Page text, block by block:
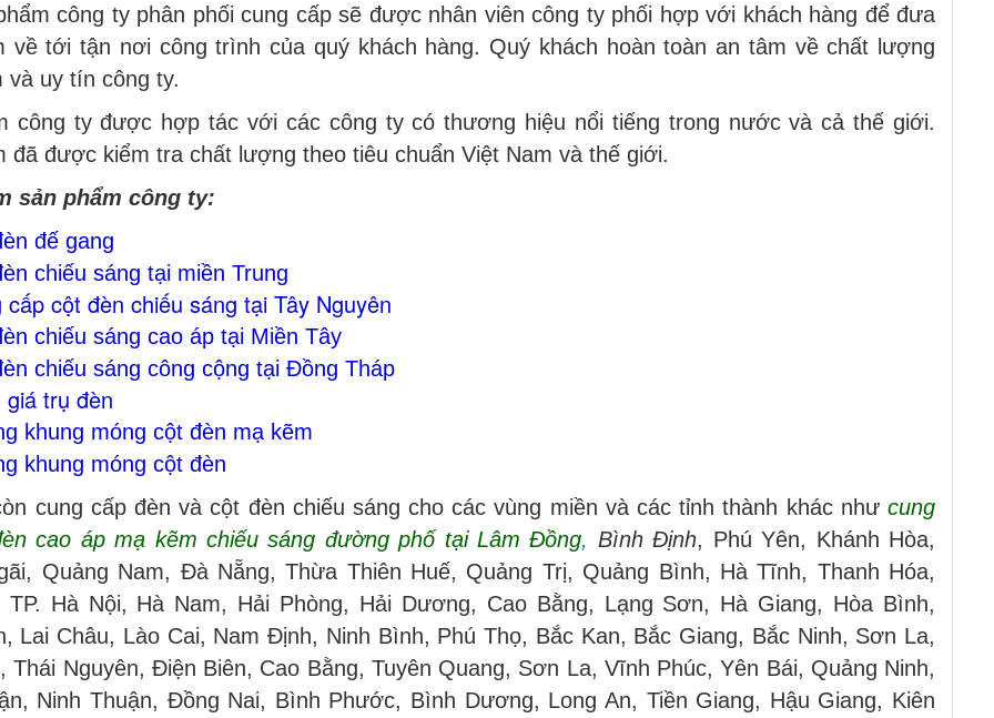
công ty phân phối cung cấp sẽ được nhân viên công ty phối hợp với khách hàng để đưa
về tới tận nơi công trình của quý khách hàng. Quý khách hoàn toàn an tâm về chất lượng
và uy tín công ty.
công ty được hợp tác với các công ty có thương hiệu nổi tiếng trong nước và cả thế giới.
đã được kiểm tra chất lượng theo tiêu chuẩn Việt Nam và thế giới.
sản phẩm công ty:
đế gang
chiếu sáng tại miền Trung
cấp cột đèn chiếu sáng tại Tây Nguyên
chiếu sáng cao áp tại Miền Tây
chiếu sáng công cộng tại Đồng Tháp
giá trụ đèn
khung móng cột đèn mạ kẽm
khung móng cột đèn
cung cấp đèn và cột đèn chiếu sáng cho các vùng miền và các tỉnh thành khác như cung
cao áp mạ kẽm chiếu sáng đường phố tại Lâm Đồng, Bình Định, Phú Yên, Khánh Hòa,
Quảng Nam, Đà Nẵng, Thừa Thiên Huế, Quảng Trị, Quảng Bình, Hà Tĩnh, Thanh Hóa,
TP. Hà Nội, Hà Nam, Hải Phòng, Hải Dương, Cao Bằng, Lạng Sơn, Hà Giang, Hòa Bình,
Lai Châu, Lào Cai, Nam Định, Ninh Bình, Phú Thọ, Bắc Kan, Bắc Giang, Bắc Ninh, Sơn La,
Thái Nguyên, Điện Biên, Cao Bằng, Tuyên Quang, Sơn La, Vĩnh Phúc, Yên Bái, Quảng Ninh,
Ninh Thuận, Đồng Nai, Bình Phước, Bình Dương, Long An, Tiền Giang, Hậu Giang, Kiên